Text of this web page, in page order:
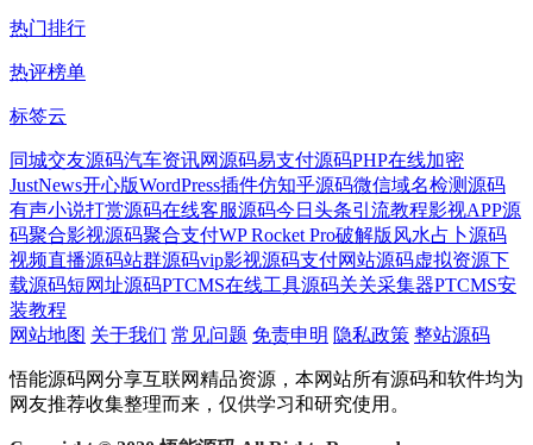
热门排行
热评榜单
标签云
同城交友源码汽车资讯网源码易支付源码PHP在线加密
JustNews开心版WordPress插件仿知乎源码微信域名检测源码
有声小说打赏源码在线客服源码今日头条引流教程影视APP源
码聚合影视源码聚合支付WP Rocket Pro破解版 风水占卜源码
视频直播源码站群源码vip影视源码支付网站源码虚拟资源下
载源码短网址源码PTCMS在线工具源码关关采集器PTCMS安
装教程
网站地图 关于我们 常见问题 免责申明 隐私政策 整站源码
悟能源码网分享互联网精品资源，本网站所有源码和软件均为
网友推荐收集整理而来，仅供学习和研究使用。